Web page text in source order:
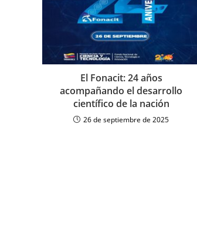
El Fonacit: 24 años
acompañando el desarrollo
científico de la nación
26 de septiembre de 2025